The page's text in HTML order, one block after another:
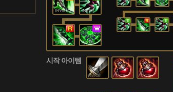
시작 아이템